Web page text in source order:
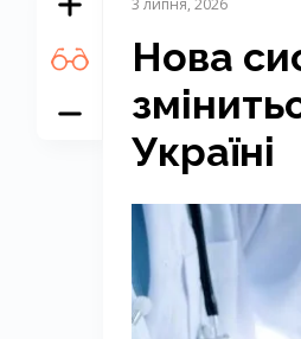
3 липня, 2026
Нова
Україні